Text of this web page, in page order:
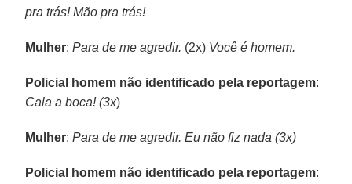
pra trás! Mão pra trás!
Mulher:Para de me agredir. (2x) Você é homem.
Policial homem não identificado pela reportagem:
Cala a boca! (3x)
Mulher:Para de me agredir. Eu não fiz nada (3x)
Policial homem não identificado pela reportagem: